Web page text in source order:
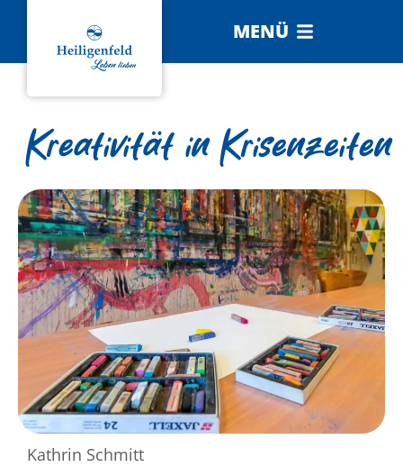
MENÜ
Kreativität in Krisenzeiten
Kathrin Schmitt